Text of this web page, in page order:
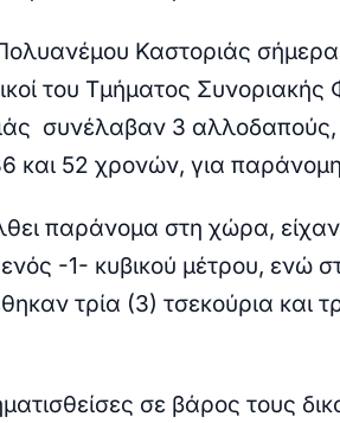
Καστοριάς
του Τμήματος
συνέλαβαν 3 αλλοδαπούς,
και 52 χρονών, για
παράνομα στη χώρα,
-1- κυβικού μέτρου, ενώ
τρία (3) τσεκούρια και
σε βάρος τους